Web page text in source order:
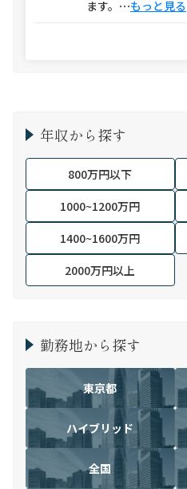
ます。 ⋯もっと見る
年収から探す
800万円以下
1000~1200万円
1400~1600万円
2000万円以上
勤務地から探す
東京都
ハイブリッド
全国